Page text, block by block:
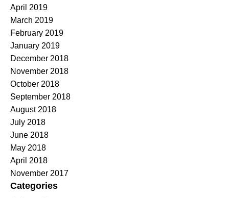
April 2019
March 2019
February 2019
January 2019
December 2018
November 2018
October 2018
September 2018
August 2018
July 2018
June 2018
May 2018
April 2018
November 2017
Categories